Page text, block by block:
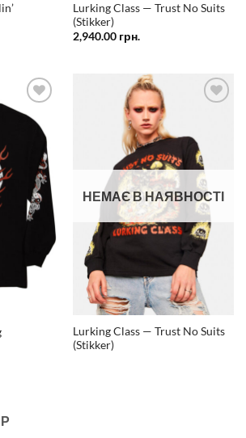
Lurking Class — Trust No Suits
(Stikker)
2,940.00 грн.
Додати
список
бажань
Додати
список
бажань
НЕМАЄ В НАЯВНОСТІ
Lurking Class — Trust No Suits
(Stikker)